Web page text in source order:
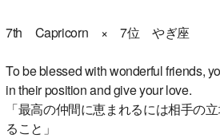
7th Capricorn × 7位 やぎ座
To be blessed with wonderful friends,
in their position and give your love.
「最高の仲間に恵まれるには相手の
ること」